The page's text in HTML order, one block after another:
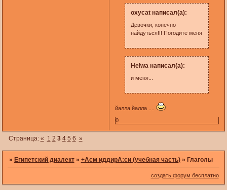
oxycat написал(а):
Девочки, конечно
найдуться!!! Погодите меня
Helwa написал(а):
и меня...
йалла йалла ....
0
Страница: « 1 2 3 4 5 6 »
» Египетский диалект » +Асм иддирА:си (учебная часть) » Глаголы
создать форум бесплатно